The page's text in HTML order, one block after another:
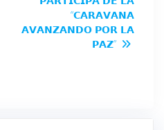
“𝗖𝗔𝗥𝗔𝗩𝗔𝗡𝗔
𝗔𝗩𝗔𝗡𝗭𝗔𝗡𝗗𝗢 𝗣𝗢𝗥 𝗟𝗔
𝗣𝗔𝗭”